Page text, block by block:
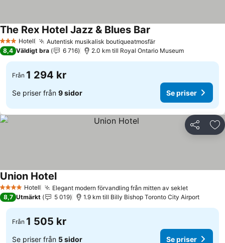
3 StjärnorHotell Autentisk musikalisk boutiqueatmosfär
The Rex Hotel Jazz & Blues Bar
8,4 Väldigt bra 6 716 2.0 km till Royal Ontario Museum
Från 1 294 kr
Se priser från 9 sidor Se priser
Dela
4 StjärnorHotell Elegant modern förvandling från mitten av seklet
Union Hotel
8,7 Utmärkt 5 019 1.9 km till Billy Bishop Toronto City Airport
Från 1 505 kr
Se priser från 5 sidor Se priser